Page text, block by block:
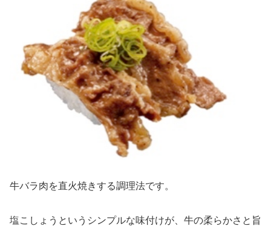
牛バラ肉を直火焼きする調理法です。
塩こしょうというシンプルな味付けが、牛の柔らかさと旨